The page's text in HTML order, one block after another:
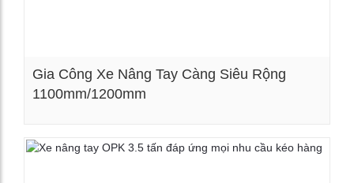
Gia Công Xe Nâng Tay Càng Siêu Rộng
1100mm/1200mm